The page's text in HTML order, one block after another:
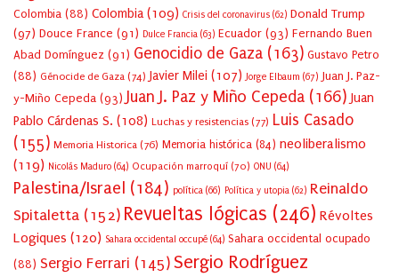
Colombia (88) Colombia(109) Crisis del coronavirus (62) Donald Trump
(97) Douce France (91) Dulce Francia (63) Ecuador (93) Fernando Buen
Abad Domínguez (91) Genocidio de Gaza (163) Gustavo Petro
(88) Génocide de Gaza (74) Javier Milei (107) Jorge Elbaum (67) Juan J. Paz-
y-Miño Cepeda (93) Juan J. Paz y Miño Cepeda (166) Juan
Pablo Cárdenas S. (108) Luchas y resistencias (77) Luis Casado
(155) Memoria Historica (76) Memoria histórica (84) neoliberalismo
(119) Nicolás Maduro (64) Ocupación marroquí (70) ONU (64)
Palestina/Israel (184) política (66) Política y utopia (62) Reinaldo
Spitaletta (152) Revueltas lógicas (246) Révoltes
Logiques (120) Sahara occidental occupé (64) Sahara occidental ocupado
(88) Sergio Ferrari (145) Sergio Rodríguez